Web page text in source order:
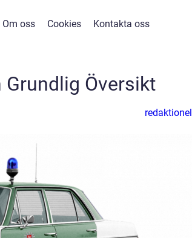
Om oss Cookies Kontakta oss
Översikt
redaktionel